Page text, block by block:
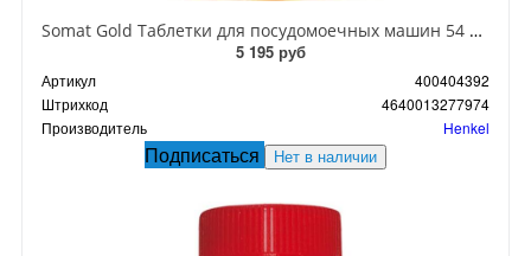
Somat Gold Таблетки для посудомоечных машин 54 шт 972 гр
5 195 руб
Артикул
400404392
Штрихкод
4640013277974
Производитель
Henkel
Подписаться Нет в наличии